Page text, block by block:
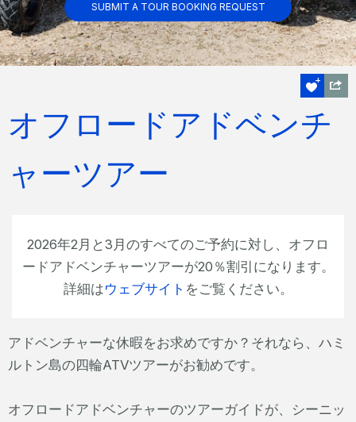
SUBMIT A TOUR BOOKING REQUEST
オフロードアドベンチ
ャーツアー
2026年2月と3月のすべてのご予約に対し、オフロ
ードアドベンチャーツアーが20％割引になります。
詳細はウェブサイト をご覧ください。
アドベンチャーな休暇をお求めですか？それなら、ハミ
ルトン島の四輪ATVツアーがお勧めです。
オフロードアドベンチャーのツアーガイドが、シーニッ